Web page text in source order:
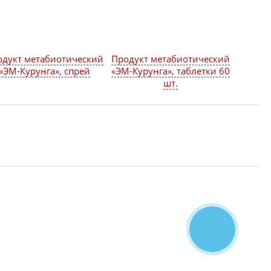
метабиотический
Курунга», спрей
Продукт метабиотический
«ЭМ-Курунга», таблетки 60
шт.